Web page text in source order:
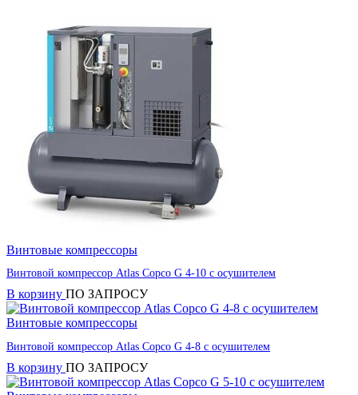
Винтовые компрессоры
Винтовой компрессор Atlas Copco G 4-10 с осушителем
В корзину ПО ЗАПРОСУ
Винтовые компрессоры
Винтовой компрессор Atlas Copco G 4-8 с осушителем
В корзину ПО ЗАПРОСУ